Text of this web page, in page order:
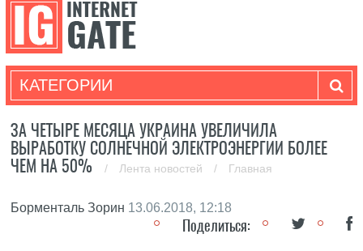
КАТЕГОРИИ
ЗА ЧЕТЫРЕ МЕСЯЦА УКРАИНА УВЕЛИЧИЛА
ВЫРАБОТКУ СОЛНЕЧНОЙ ЭЛЕКТРОЭНЕРГИИ БОЛЕЕ
ЧЕМ НА 50%
/ Лента новостей / Главная
Борменталь Зорин 13.06.2018, 12:18
Поделиться: